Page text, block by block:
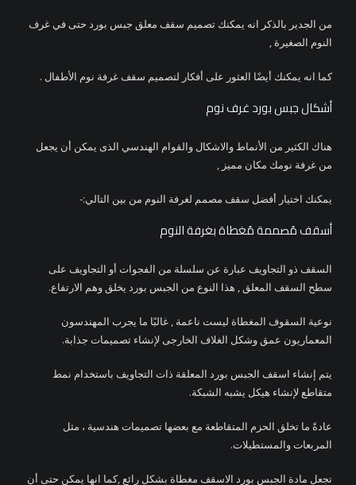
من الجدير بالذكر انه يمكنك تصميم سقف معلق جبس بورد حتى في غرف
النوم الصغيرة ,
كما انه يمكنك أيضًا العثور على أفكار لتصميم سقف غرفة نوم الأطفال .
أشكال جبس بورد غرف نوم
هناك الكثير من الأنماط والاشكال والقوام الهندسي الذى يمكن أن يجعل
من غرفة نومك مكان مميز ,
يمكنك اختيار أفضل سقف مصمم لغرفة النوم من بين التالي:-
أسقف مُصممة مُغطاة بغرفة النوم
السقف ذو التجاويف عبارة عن سلسلة من الفجوات أو التجاويف على
سطح السقف المعلق , هذا النوع من الجبس بورد يخلق وهم الارتفاع.
نوعية السقوف المغطاة ليست ناعمة , غالبًا ما يجرب المهندسون
المعماريون عمق وشكل الغلاف الخارجى لإنشاء تصميمات جذابة.
يتم إنشاء اسقف الجبس بورد المعلقة ذات التجاويف باستخدام نمط
متقاطع لإنشاء هيكل يشبه الشبكة.
عادةً ما تخلق الحزم المتقاطعة مع بعضها تصميمات هندسية ، مثل
المربعات والمستطيلات.
تجعل مادة الجبس بورد الاسقف مغطاة بشكل رائع ,كما انها يمكن حتى أن